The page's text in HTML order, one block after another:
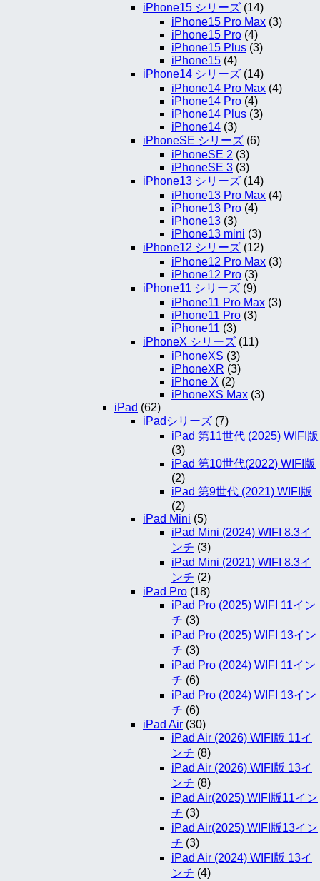
iPhone15 シリーズ (14)
iPhone15 Pro Max (3)
iPhone15 Pro (4)
iPhone15 Plus (3)
iPhone15 (4)
iPhone14 シリーズ (14)
iPhone14 Pro Max (4)
iPhone14 Pro (4)
iPhone14 Plus (3)
iPhone14 (3)
iPhoneSE シリーズ (6)
iPhoneSE 2 (3)
iPhoneSE 3 (3)
iPhone13 シリーズ (14)
iPhone13 Pro Max (4)
iPhone13 Pro (4)
iPhone13 (3)
iPhone13 mini (3)
iPhone12 シリーズ (12)
iPhone12 Pro Max (3)
iPhone12 Pro (3)
iPhone11 シリーズ (9)
iPhone11 Pro Max (3)
iPhone11 Pro (3)
iPhone11 (3)
iPhoneX シリーズ (11)
iPhoneXS (3)
iPhoneXR (3)
iPhone X (2)
iPhoneXS Max (3)
iPad (62)
iPadシリーズ (7)
iPad 第11世代 (2025) WIFI版
(3)
iPad 第10世代(2022) WIFI版
(2)
iPad 第9世代 (2021) WIFI版
(2)
iPad Mini (5)
iPad Mini (2024) WIFI 8.3イ
ンチ (3)
iPad Mini (2021) WIFI 8.3イ
ンチ (2)
iPad Pro (18)
iPad Pro (2025) WIFI 11イン
チ (3)
iPad Pro (2025) WIFI 13イン
チ (3)
iPad Pro (2024) WIFI 11イン
チ (6)
iPad Pro (2024) WIFI 13イン
チ (6)
iPad Air (30)
iPad Air (2026) WIFI版 11イ
ンチ (8)
iPad Air (2026) WIFI版 13イ
ンチ (8)
iPad Air(2025) WIFI版11イン
チ (3)
iPad Air(2025) WIFI版13イン
チ (3)
iPad Air (2024) WIFI版 13イ
ンチ (4)